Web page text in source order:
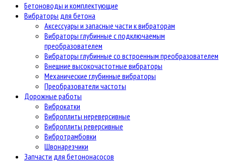
Бетоноводы и комплектующие
Вибраторы для бетона
Аксессуары и запасные части к вибраторам
Вибраторы глубинные с подключаемым
преобразователем
Вибраторы глубинные со встроенным преобразователем
Внешние высокочастотные вибраторы
Механические глубинные вибраторы
Преобразователи частоты
Дорожные работы
Виброкатки
Виброплиты нереверсивные
Виброплиты реверсивные
Вибротрамбовки
Швонарезчики
Запчасти для бетононасосов